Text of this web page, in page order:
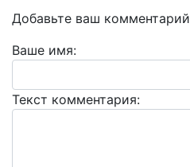
Добавьте ваш комментарий
Ваше имя:
Текст комментария: